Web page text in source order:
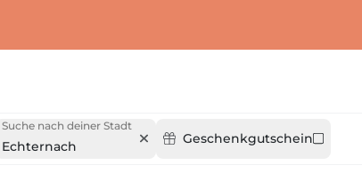
Suche nach deiner Stadt
Echternach Geschenkgutschein